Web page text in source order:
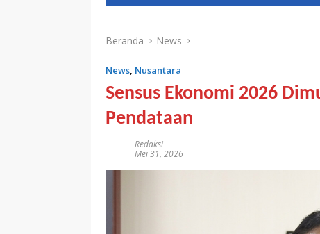
Beranda News
News, Nusantara
Sensus Ekonomi 2026
Pendataan
Redaksi
Mei 31, 2026